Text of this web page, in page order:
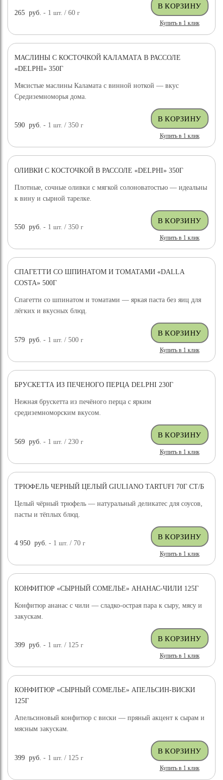
265 руб. - 1шт. / 60г
Купить в 1 клик
МАСЛИНЫ С КОСТОЧКОЙ КАЛАМАТА В РАССОЛЕ
«DELPHI» 350Г
Мясистые маслины Каламата с винной ноткой — вкус
Средиземноморья дома.
590 руб. - 1шт. / 350г
Купить в 1 клик
ОЛИВКИ С КОСТОЧКОЙ В РАССОЛЕ «DELPHI» 350Г
Плотные, сочные оливки с мягкой солоноватостью — идеальны
к вину и сырной тарелке.
550 руб. - 1шт. / 350г
Купить в 1 клик
СПАГЕТТИ СО ШПИНАТОМ И ТОМАТАМИ «DALLA
COSTA» 500Г
Спагетти со шпинатом и томатами — яркая паста без яиц для
лёгких и вкусных блюд.
579 руб. - 1шт. / 500г
Купить в 1 клик
БРУСКЕТТА ИЗ ПЕЧЕНОГО ПЕРЦА DELPHI 230Г
Нежная брускетта из печёного перца с ярким
средиземноморским вкусом.
569 руб. - 1шт. / 230г
Купить в 1 клик
ДОСТАВКА БЕСПЛАТНО
ТРЮФЕЛЬ ЧЕРНЫЙ ЦЕЛЫЙ GIULIANO TARTUFI 70Г СТ/Б
Целый чёрный трюфель — натуральный деликатес для соусов,
пасты и тёплых блюд.
4 950 руб. - 1шт. / 70г
Купить в 1 клик
КОНФИТЮР «СЫРНЫЙ СОМЕЛЬЕ» АНАНАС-ЧИЛИ 125Г
Конфитюр ананас с чили — сладко-острая пара к сыру, мясу и
закускам.
399 руб. - 1шт. / 125г
Купить в 1 клик
КОНФИТЮР «СЫРНЫЙ СОМЕЛЬЕ» АПЕЛЬСИН-ВИСКИ
125Г
Апельсиновый конфитюр с виски — пряный акцент к сырам и
мясным закускам.
399 руб. - 1шт. / 125г
Купить в 1 клик